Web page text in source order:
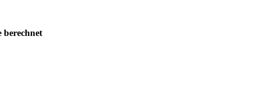
berechnet